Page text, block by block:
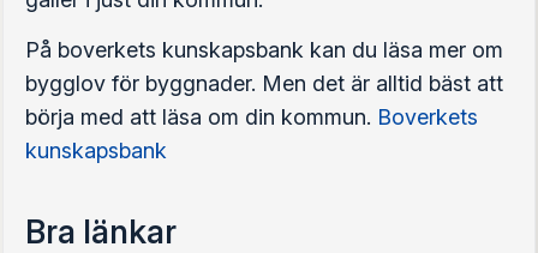
På boverkets kunskapsbank kan du läsa mer om
bygglov för byggnader. Men det är alltid bäst att
börja med att läsa om din kommun. Boverkets
kunskapsbank
Bra länkar